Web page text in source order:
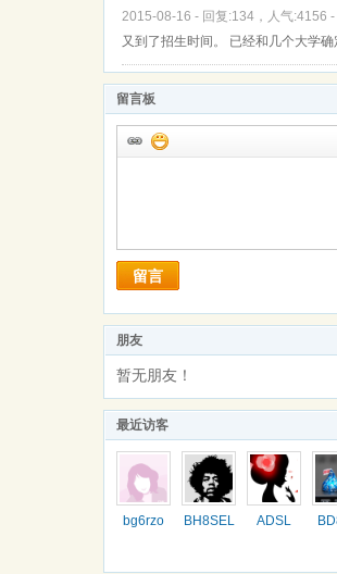
2015-08-16 - 回复:134，人气:4156 -
又到了招生时间。 已经和几个大学
留言板
留言
朋友
暂无朋友！
最近访客
bg6rzo BH8SEL ADSL